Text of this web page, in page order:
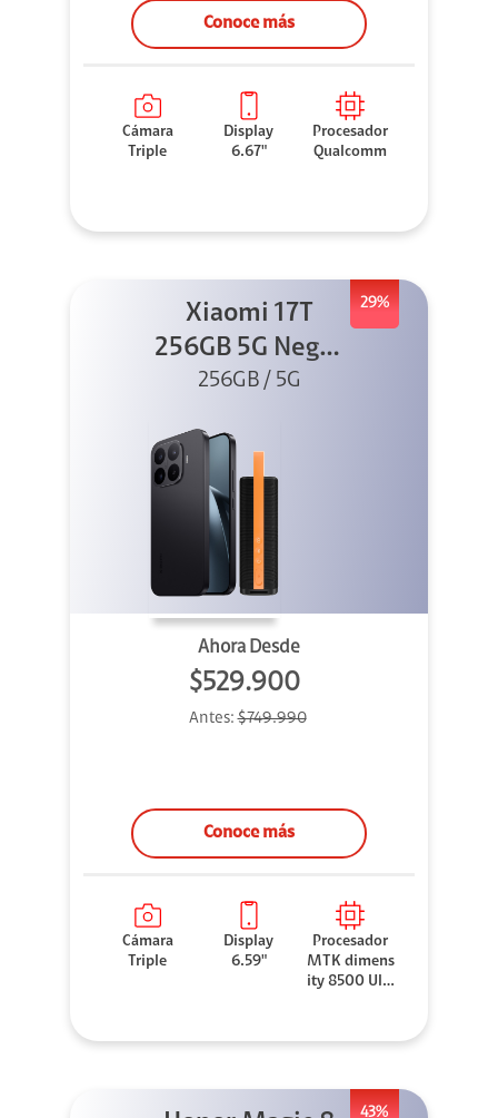
Conoce más
Cámara
Triple
Display
6.67"
Procesador
Qualcomm
29%
Xiaomi 17T
256GB 5G Negro
+ Sound
256GB / 5G
Ahora Desde
$529.900
Antes:$749.990
Conoce más
Cámara
Triple
Display
6.59"
Procesador
MTK dimens
ity 8500 Ultr
43%